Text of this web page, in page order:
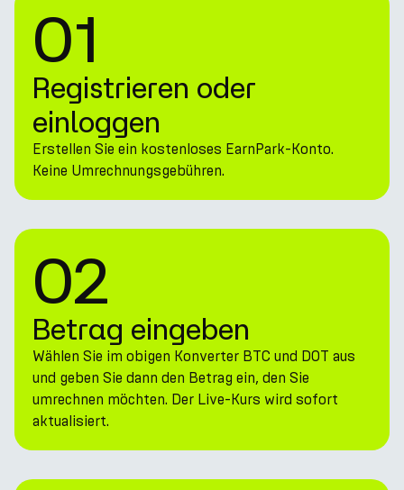
01
Registrieren oder
einloggen
Erstellen Sie ein kostenloses EarnPark-Konto.
Keine Umrechnungsgebühren.
02
Betrag eingeben
Wählen Sie im obigen Konverter BTC und DOT aus
und geben Sie dann den Betrag ein, den Sie
umrechnen möchten. Der Live-Kurs wird sofort
aktualisiert.